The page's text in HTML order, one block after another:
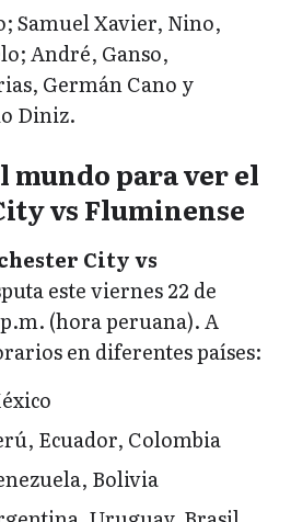
Samuel Xavier, Nino,
André, Ganso,
Germán Cano y
Diniz.
mundo para ver el
vs Fluminense
City vs
este viernes 22 de
(hora peruana). A
en diferentes países:
Ecuador, Colombia
Bolivia